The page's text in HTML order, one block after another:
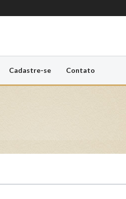
Cadastre-se Contato